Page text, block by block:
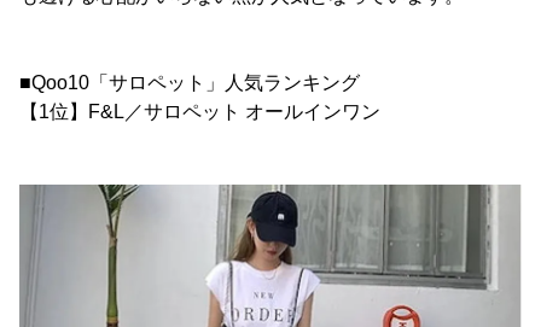
■Qoo10「サロペット」人気ランキング
【1位】F&L／サロペット オールインワン